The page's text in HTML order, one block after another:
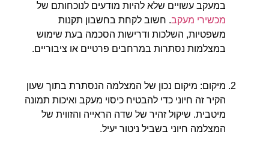
במעקב עשויים שלא להיות מודעים לנוכחותם של
מכשירי מעקב. חשוב לקחת בחשבון תקנות
משפטיות, השלכות ודרישות הסכמה בעת שימוש
במצלמות נסתרות במרחבים פרטיים או ציבוריים.
מיקום: מיקום נכון של המצלמה הנסתרת בתוך שעון
הקיר זה חיוני כדי להבטיח כיסוי מעקב ואיכות תמונה
מיטבית. שיקול זהיר של שדה הראייה והזווית של
המצלמה חיוני בשביל ניטור יעיל.